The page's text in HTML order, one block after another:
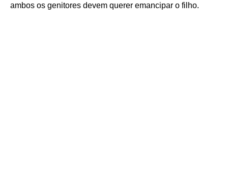
ambos os genitores devem querer emancipar o filho.